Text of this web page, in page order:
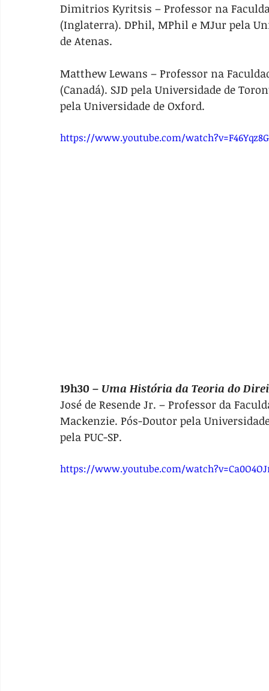
Dimitrios Kyritsis – Professor na
(Inglaterra). DPhil, MPhil e MJur pela
de Atenas.
Matthew Lewans – Professor na
(Canadá). SJD pela Universidade de
pela Universidade de Oxford.
https://www.youtube.com/
19h30 – Uma História da Teoria do
José de Resende Jr. – Professor da
Mackenzie. Pós-Doutor pela
pela PUC-SP.
https://www.youtube.com/